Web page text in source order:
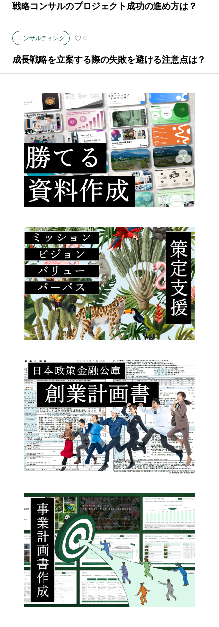
戦略コンサルのプロジェクト成功の進め方は？
コンサルティング 0
成長戦略を立案する際の失敗を避ける注意点は？